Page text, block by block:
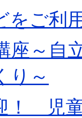
をご
座～自
り～
！ 児